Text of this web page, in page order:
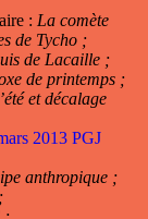
: La comète
de Tycho ;
de Lacaille ;
de printemps ;
et décalage
2013 PGJ
anthropique ;